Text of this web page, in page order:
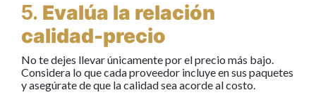
5. Evalúa la relación
calidad-precio
No te dejes llevar únicamente por el precio más bajo.
Considera lo que cada proveedor incluye en sus paquetes
y asegúrate de que la calidad sea acorde al costo.